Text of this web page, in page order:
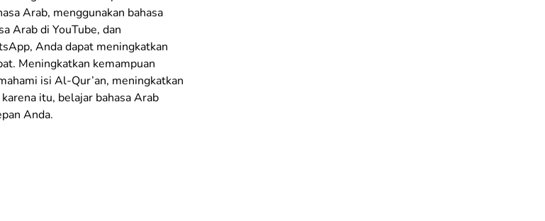
Arab, menggunakan bahasa
Arab di YouTube, dan
Anda dapat meningkatkan
Meningkatkan kemampuan
isi Al-Qur’an, meningkatkan
itu, belajar bahasa Arab
Anda.